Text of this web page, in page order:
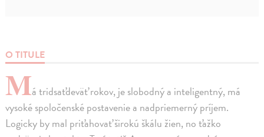
O TITULE
Má tridsaťdeväť rokov, je slobodný a inteligentný, má
vysoké spoločenské postavenie a nadpriemerný príjem.
Logicky by mal priťahovať širokú škálu žien, no ťažko